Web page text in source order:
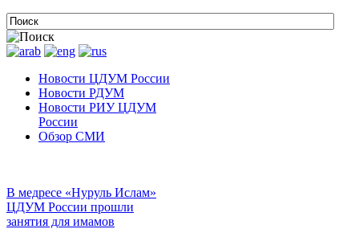
Новости ЦДУМ России
Новости РДУМ
Новости РИУ ЦДУМ
России
Обзор СМИ
В медресе «Нуруль Ислам»
ЦДУМ России прошли
занятия для имамов